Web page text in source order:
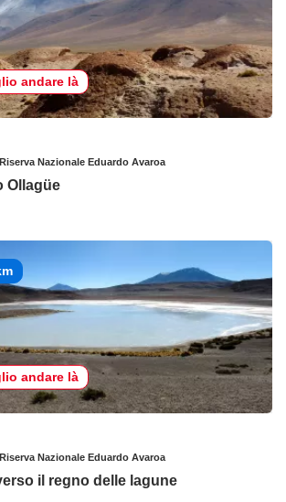
andare là
Riserva Nazionale Eduardo Avaroa
Ollagüe
andare là
Riserva Nazionale Eduardo Avaroa
il regno delle lagune